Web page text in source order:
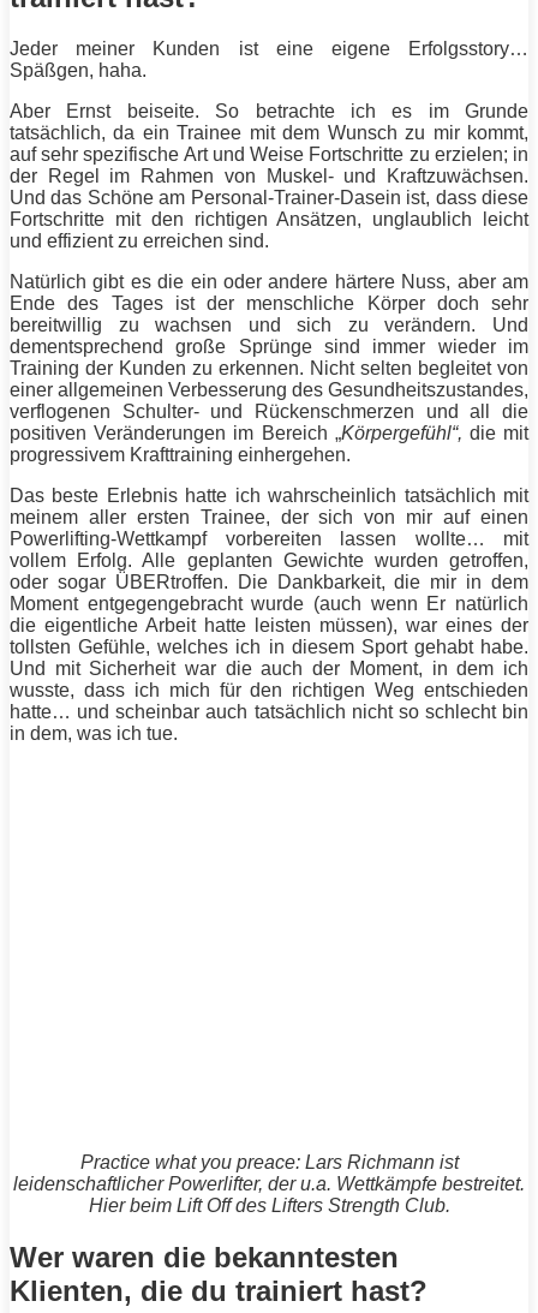
Jeder meiner Kunden ist eine eigene Erfolgsstory…
Späßgen, haha.
Aber Ernst beiseite. So betrachte ich es im Grunde
tatsächlich, da ein Trainee mit dem Wunsch zu mir kommt,
auf sehr spezifische Art und Weise Fortschritte zu erzielen; in
der Regel im Rahmen von Muskel- und Kraftzuwächsen.
Und das Schöne am Personal-Trainer-Dasein ist, dass diese
Fortschritte mit den richtigen Ansätzen, unglaublich leicht
und effizient zu erreichen sind.
Natürlich gibt es die ein oder andere härtere Nuss, aber am
Ende des Tages ist der menschliche Körper doch sehr
bereitwillig zu wachsen und sich zu verändern. Und
dementsprechend große Sprünge sind immer wieder im
Training der Kunden zu erkennen. Nicht selten begleitet von
einer allgemeinen Verbesserung des Gesundheitszustandes,
verflogenen Schulter- und Rückenschmerzen und all die
positiven Veränderungen im Bereich „Körpergefühl“, die mit
progressivem Krafttraining einhergehen.
Das beste Erlebnis hatte ich wahrscheinlich tatsächlich mit
meinem aller ersten Trainee, der sich von mir auf einen
Powerlifting-Wettkampf vorbereiten lassen wollte… mit
vollem Erfolg. Alle geplanten Gewichte wurden getroffen,
oder sogar ÜBERtroffen. Die Dankbarkeit, die mir in dem
Moment entgegengebracht wurde (auch wenn Er natürlich
die eigentliche Arbeit hatte leisten müssen), war eines der
tollsten Gefühle, welches ich in diesem Sport gehabt habe.
Und mit Sicherheit war die auch der Moment, in dem ich
wusste, dass ich mich für den richtigen Weg entschieden
hatte… und scheinbar auch tatsächlich nicht so schlecht bin
in dem, was ich tue.
Practice what you preace: Lars Richmann ist
leidenschaftlicherPowerlifter, der u.a. Wettkämpfe bestreitet.
Hier beim Lift Off des Lifters Strength Club.
Wer waren die bekanntesten
Klienten, die du trainiert hast?